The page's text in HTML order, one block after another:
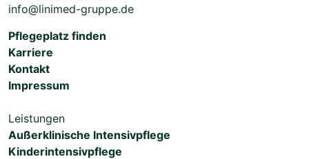
info@linimed-gruppe.de
Pflegeplatz finden
Karriere
Kontakt
Impressum
Leistungen
Außerklinische Intensivpflege
Kinderintensivpflege